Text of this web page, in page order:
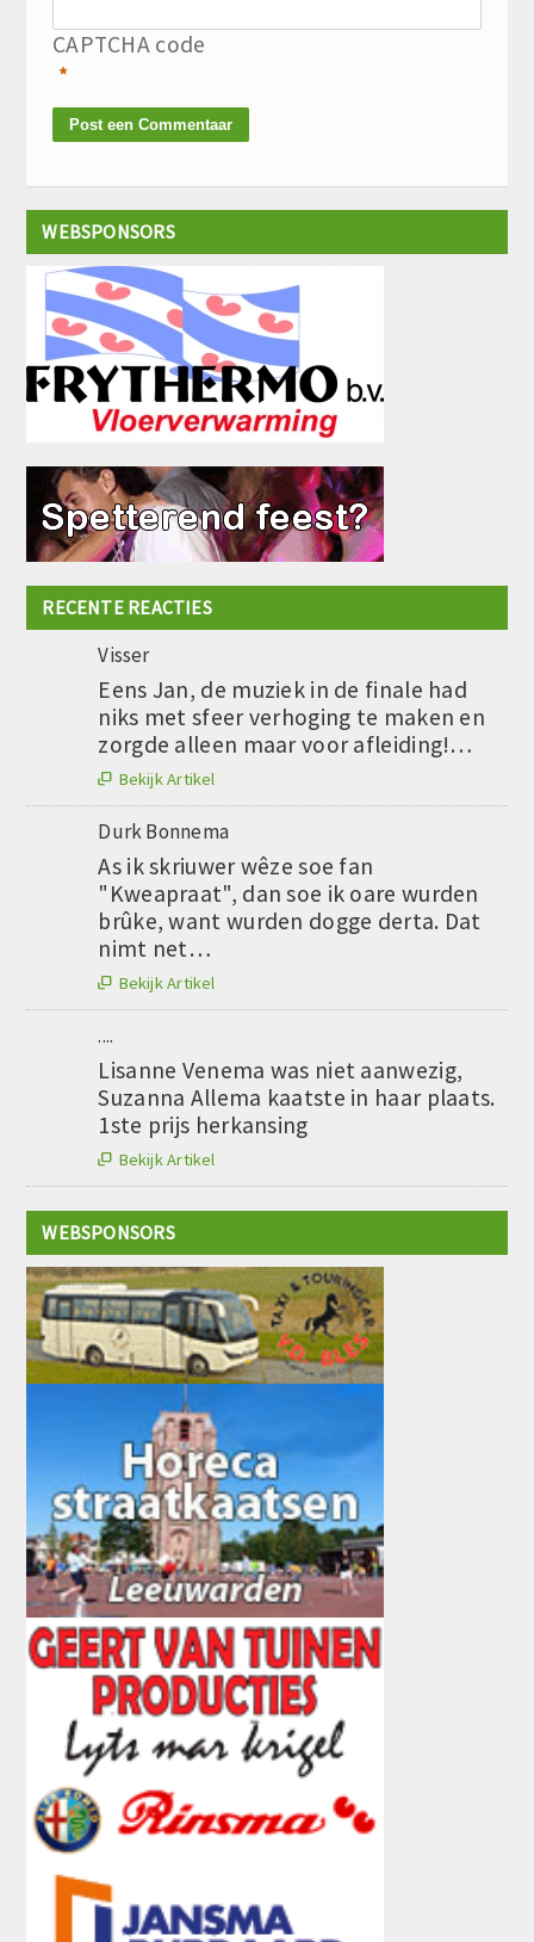
CAPTCHA code
*
WEBSPONSORS
RECENTE REACTIES
Visser
Eens Jan, de muziek in de finale had
niks met sfeer verhoging te maken en
zorgde alleen maar voor afleiding!…
 Bekijk Artikel
Durk Bonnema
As ik skriuwer wêze soe fan
"Kweapraat", dan soe ik oare wurden
brûke, want wurden dogge derta. Dat
nimt net…
 Bekijk Artikel
....
Lisanne Venema was niet aanwezig,
Suzanna Allema kaatste in haar plaats.
1ste prijs herkansing
 Bekijk Artikel
WEBSPONSORS